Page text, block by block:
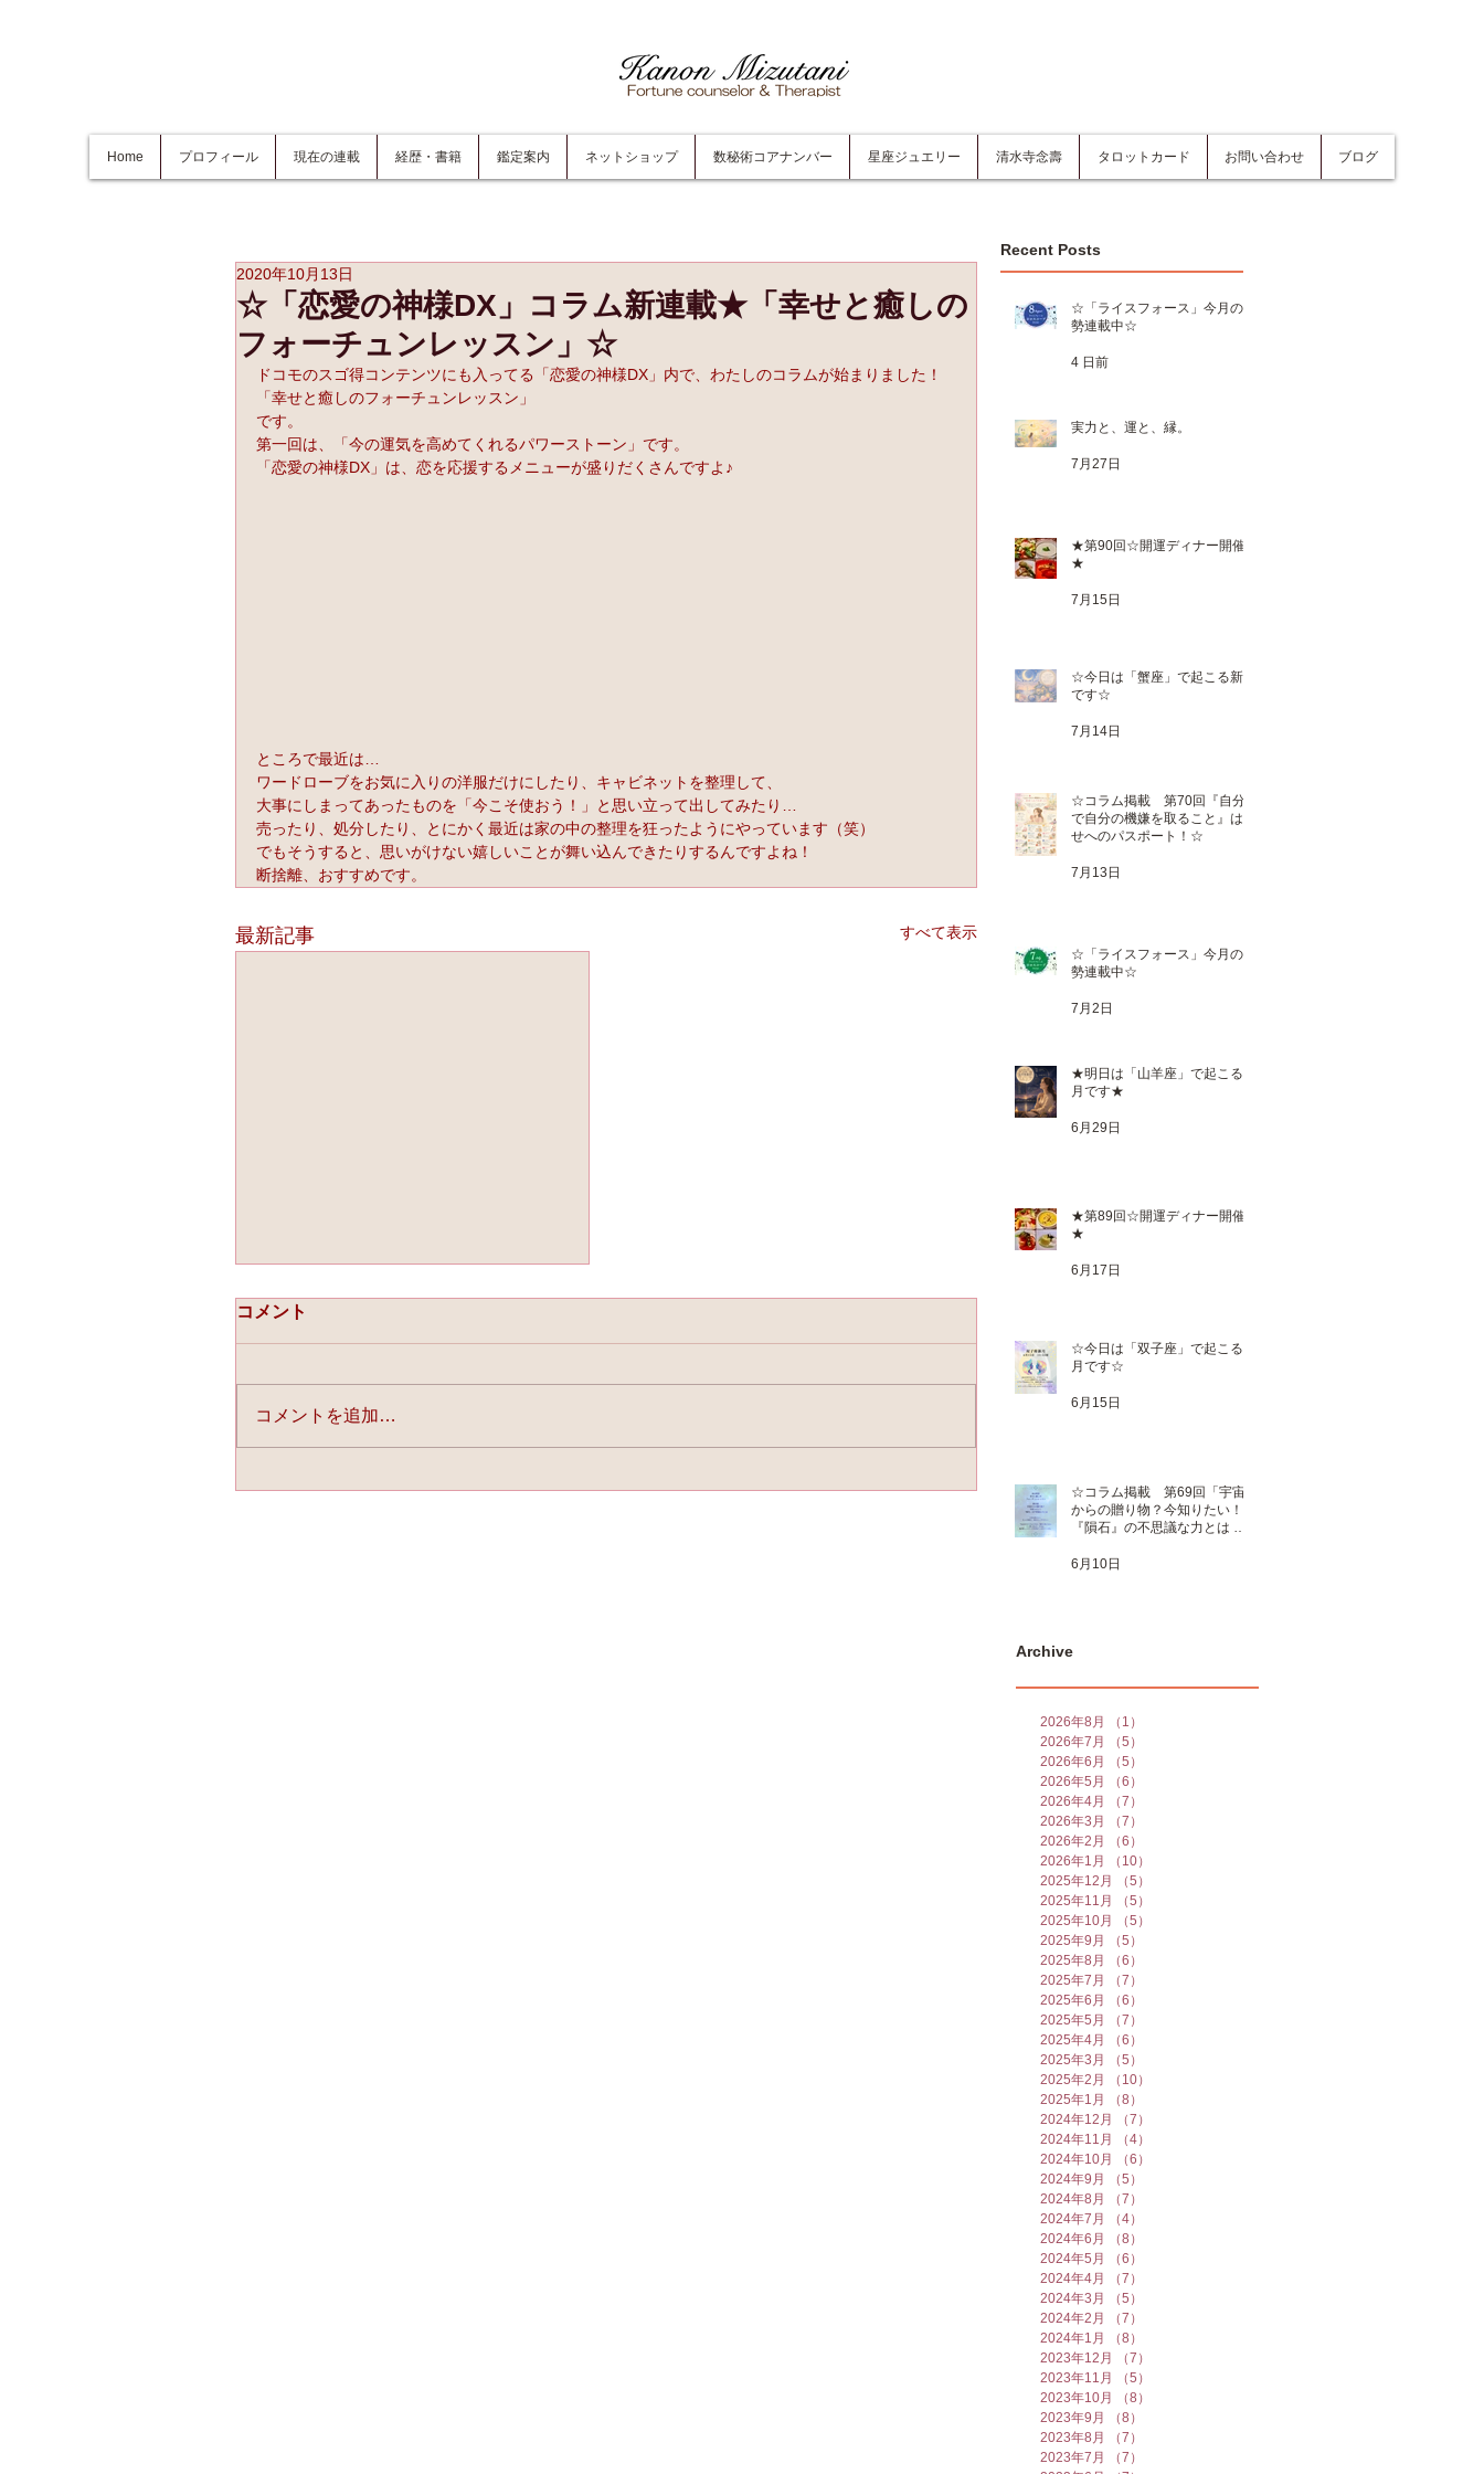
Home プロフィール 現在の連載 経歴・書籍 鑑定案内 ネットショップ 数秘術コアナンバー 星座ジュエリー 清水寺念壽 タロットカード お問い合わせ ブログ
☆「恋愛の神様DX」コラム新連載★「幸せと癒しの
フォーチュンレッスン」☆
2020年10月13日
ドコモのスゴ得コンテンツにも入ってる「恋愛の神様DX」内で、わたしのコラムが始まりました！
「幸せと癒しのフォーチュンレッスン」
です。
第一回は、「今の運気を高めてくれるパワーストーン」です。
「恋愛の神様DX」は、恋を応援するメニューが盛りだくさんですよ♪
ところで最近は…
ワードローブをお気に入りの洋服だけにしたり、キャビネットを整理して、
大事にしまってあったものを「今こそ使おう！」と思い立って出してみたり…
売ったり、処分したり、とにかく最近は家の中の整理を狂ったようにやっています（笑）
でもそうすると、思いがけない嬉しいことが舞い込んできたりするんですよね！
断捨離、おすすめです。
最新記事 すべて表示
コメント
コメントを追加…
Recent Posts
☆「ライスフォース」今月の運
勢連載中☆
4 日前
実力と、運と、縁。
7月27日
★第90回☆開運ディナー開催
★
7月15日
☆今日は「蟹座」で起こる新月
です☆
7月14日
☆コラム掲載 第70回『自分
で自分の機嫌を取ること』は幸
せへのパスポート！☆
7月13日
☆「ライスフォース」今月の運
勢連載中☆
7月2日
★明日は「山羊座」で起こる満
月です★
6月29日
★第89回☆開運ディナー開催
★
6月17日
☆今日は「双子座」で起こる新
月です☆
6月15日
☆コラム掲載 第69回「宇宙
からの贈り物？今知りたい！
『隕石』の不思議な力とは 」
6月10日
Archive
2026年8月 （1）
2026年7月
（5）
2026年6月
（5）
2026年5月
（6）
2026年4月
（7）
2026年3月
（7）
2026年2月
（6）
2026年1月
（10）
2025年12月
（5）
2025年11月
（5）
2025年10月
（5）
2025年9月
（5）
2025年8月
（6）
2025年7月
（7）
2025年6月
（6）
2025年5月
（7）
2025年4月
（6）
2025年3月
（5）
2025年2月
（10）
2025年1月
（8）
2024年12月
（7）
2024年11月
（4）
2024年10月
（6）
2024年9月
（5）
2024年8月
（7）
2024年7月
（4）
2024年6月
（8）
2024年5月
（6）
2024年4月
（7）
2024年3月
（5）
2024年2月
（7）
2024年1月
（8）
2023年12月
（7）
2023年11月
（5）
2023年10月
（8）
2023年9月
（8）
2023年8月
（7）
2023年7月
（7）